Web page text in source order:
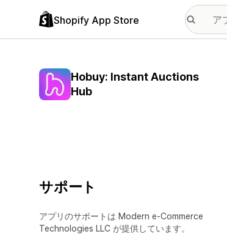
Shopify App Store
Hobuy: Instant Auctions
Hub
サポート
アプリのサポートは Modern e-Commerce
Technologies LLC が提供しています。